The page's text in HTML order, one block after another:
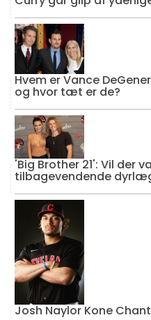
Hvem er Vance
og hvor tæt er de?
'Big Brother 21': Vil der
tilbagevendende
Josh Naylor Kone